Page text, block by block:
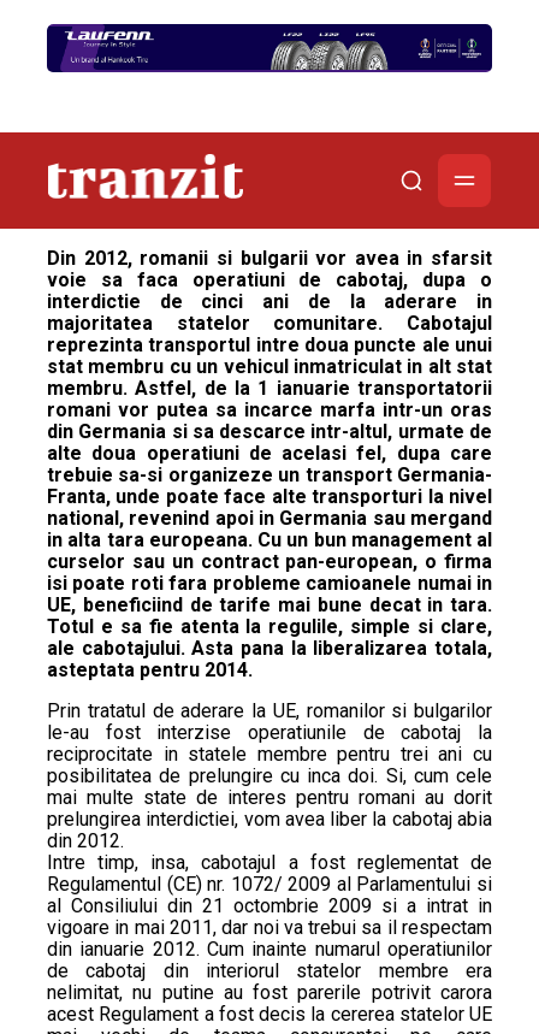
Din 2012, romanii si bulgarii vor avea in sfarsit
voie sa faca operatiuni de cabotaj, dupa o
interdictie de cinci ani de la aderare in
majoritatea statelor comunitare. Cabotajul
reprezinta transportul intre doua puncte ale unui
stat membru cu un vehicul inmatriculat in alt stat
membru. Astfel, de la 1 ianuarie transportatorii
romani vor putea sa incarce marfa intr-un oras
din Germania si sa descarce intr-altul, urmate de
alte doua operatiuni de acelasi fel, dupa care
trebuie sa-si organizeze un transport Germania-
Franta, unde poate face alte transporturi la nivel
national, revenind apoi in Germania sau mergand
in alta tara europeana. Cu un bun management al
curselor sau un contract pan-european, o firma
isi poate roti fara probleme camioanele numai in
UE, beneficiind de tarife mai bune decat in tara.
Totul e sa fie atenta la regulile, simple si clare,
ale cabotajului. Asta pana la liberalizarea totala,
asteptata pentru 2014.
Prin tratatul de aderare la UE, romanilor si bulgarilor
le-au fost interzise operatiunile de cabotaj la
reciprocitate in statele membre pentru trei ani cu
posibilitatea de prelungire cu inca doi. Si, cum cele
mai multe state de interes pentru romani au dorit
prelungirea interdictiei, vom avea liber la cabotaj abia
din 2012.
Intre timp, insa, cabotajul a fost reglementat de
Regulamentul (CE) nr. 1072/ 2009 al Parlamentului si
al Consiliului din 21 octombrie 2009 si a intrat in
vigoare in mai 2011, dar noi va trebui sa il respectam
din ianuarie 2012. Cum inainte numarul operatiunilor
de cabotaj din interiorul statelor membre era
nelimitat, nu putine au fost parerile potrivit carora
acest Regulament a fost decis la cererea statelor UE